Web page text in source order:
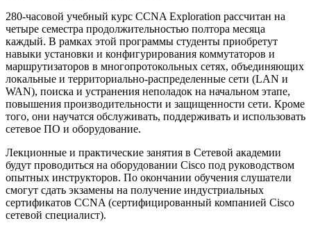
280-часовой учебный курс CCNA Exploration рассчитан на
четыре семестра продолжительностью полтора месяца
каждый. В рамках этой программы студенты приобретут
навыки установки и конфигурирования коммутаторов и
маршрутизаторов в многопротокольных сетях, объединяющих
локальные и территориально-распределенные сети (LAN и
WAN), поиска и устранения неполадок на начальном этапе,
повышения производительности и защищенности сети. Кроме
того, они научатся обслуживать, поддерживать и использовать
сетевое ПО и оборудование.
Лекционные и практические занятия в Сетевой академии
будут проводиться на оборудовании Cisco под руководством
опытных инструкторов. По окончании обучения слушатели
смогут сдать экзамены на получение индустриальных
сертификатов CCNA (сертифицированный компанией Cisco
сетевой специалист).